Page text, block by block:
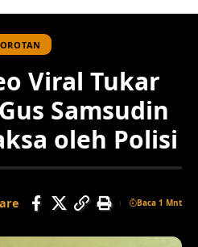
Viral Tukar
Samsudin
oleh Polisi
Baca 1 Mnt